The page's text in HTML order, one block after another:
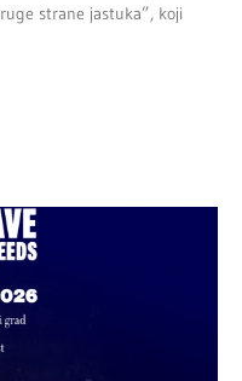
strane jastuka”, koji